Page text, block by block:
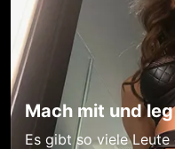
Mach mit und
Es gibt so viele